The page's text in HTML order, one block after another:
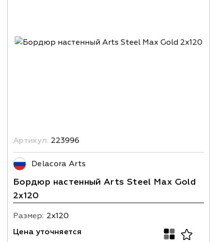
Артикул: 223996
Delacora Arts
Бордюр настенный Arts Steel Max Gold
2х120
Размер: 2х120
Цена уточняется